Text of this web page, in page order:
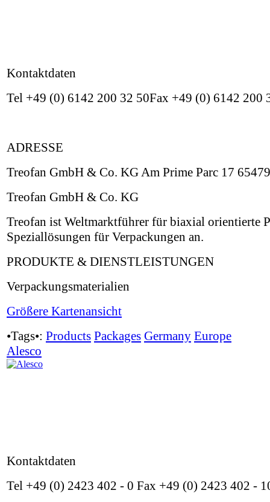
Kontaktdaten
Tel +49 (0) 6142 200 32 50Fax +49 (0) 6142 200
ADRESSE
Treofan GmbH & Co. KG Am Prime Parc 17
Treofan GmbH & Co. KG
Treofan ist Weltmarktführer für biaxial orientierte
Speziallösungen für Verpackungen an.
PRODUKTE & DIENSTLEISTUNGEN
Verpackungsmaterialien
Größere Kartenansicht
•Tags•: Products Packages Germany Europe
Alesco
Kontaktdaten
Tel +49 (0) 2423 402 - 0 Fax +49 (0) 2423 402 -